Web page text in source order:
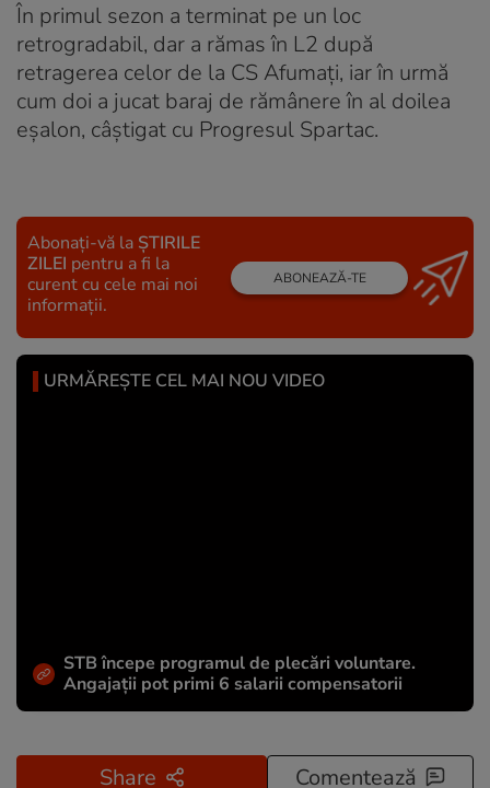
În primul sezon a terminat pe un loc
retrogradabil, dar a rămas în L2 după
retragerea celor de la CS Afumați, iar în urmă
cum doi a jucat baraj de rămânere în al doilea
eșalon, câștigat cu Progresul Spartac.
Abonați-vă la ȘTIRILE
ZILEI pentru a fi la
curent cu cele mai noi
informații.
ABONEAZĂ-TE
URMĂREȘTE CEL MAI NOU VIDEO
STB începe programul de plecări voluntare.
Angajații pot primi 6 salarii compensatorii
Share Comentează